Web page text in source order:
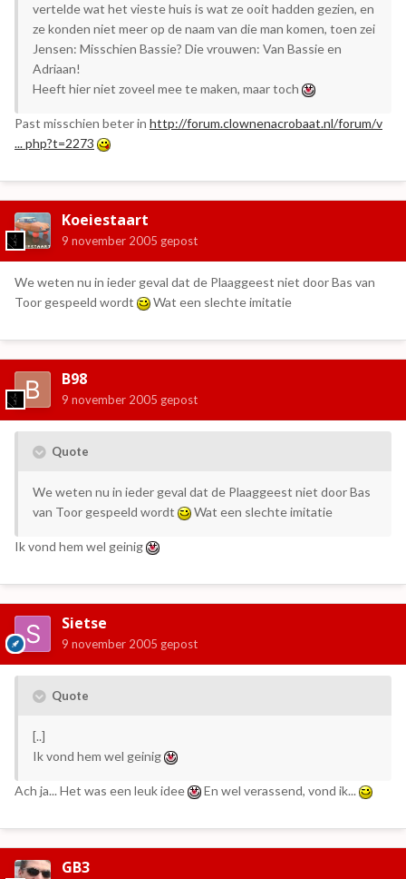
vertelde wat het vieste huis is wat ze ooit hadden gezien, en
ze konden niet meer op de naam van die man komen, toen zei
Jensen: Misschien Bassie? Die vrouwen: Van Bassie en
Adriaan!
Heeft hier niet zoveel mee te maken, maar toch
Past misschien beter in http://forum.clownenacrobaat.nl/forum/v
... php?t=2273
Koeiestaart
9 november 2005 gepost
We weten nu in ieder geval dat de Plaaggeest niet door Bas van
Toor gespeeld wordt
Wat een slechte imitatie
B98
9 november 2005 gepost
Quote
We weten nu in ieder geval dat de Plaaggeest niet door Bas
van Toor gespeeld wordt
Wat een slechte imitatie
Ik vond hem wel geinig
Sietse
9 november 2005 gepost
Quote
[..]
Ik vond hem wel geinig
Ach ja... Het was een leuk idee En wel verassend, vond ik...
GB3